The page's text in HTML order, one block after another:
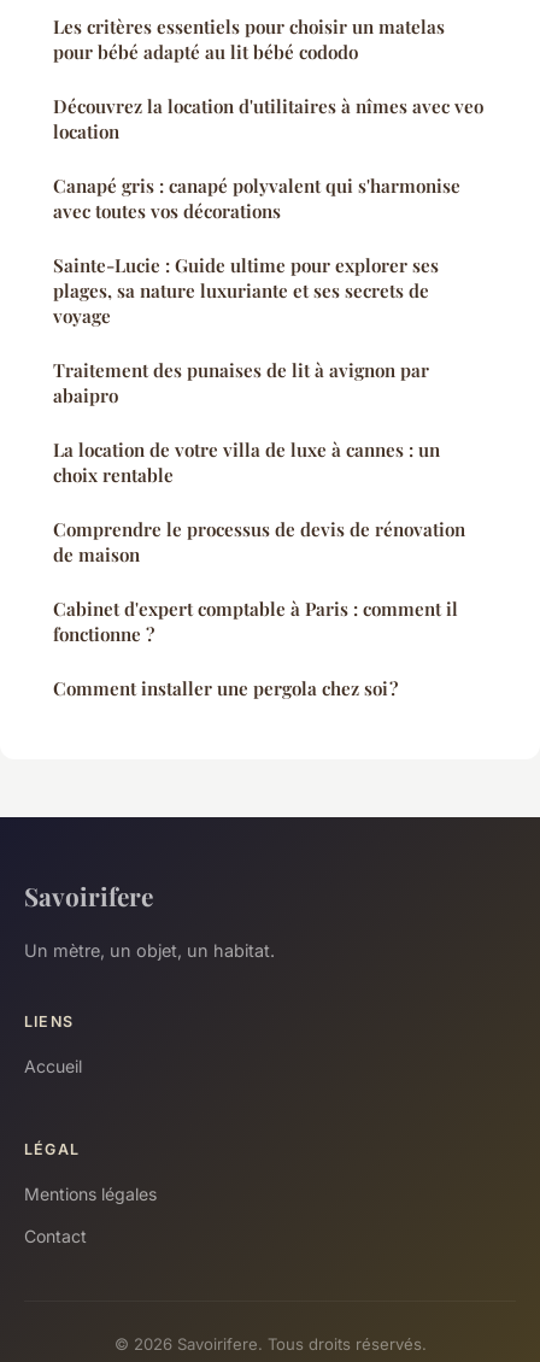
Les critères essentiels pour choisir un matelas
pour bébé adapté au lit bébé cododo
Découvrez la location d'utilitaires à nîmes avec veo
location
Canapé gris : canapé polyvalent qui s'harmonise
avec toutes vos décorations
Sainte-Lucie : Guide ultime pour explorer ses
plages, sa nature luxuriante et ses secrets de
voyage
Traitement des punaises de lit à avignon par
abaipro
La location de votre villa de luxe à cannes : un
choix rentable
Comprendre le processus de devis de rénovation
de maison
Cabinet d'expert comptable à Paris : comment il
fonctionne ?
Comment installer une pergola chez soi ?
Savoirifere
Un mètre, un objet, un habitat.
LIENS
Accueil
LÉGAL
Mentions légales
Contact
© 2026 Savoirifere. Tous droits réservés.